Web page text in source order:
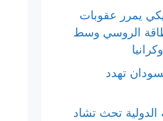
يمرر عقوبات
الروسي وسط
تهدد
الدولية تحث تشاد